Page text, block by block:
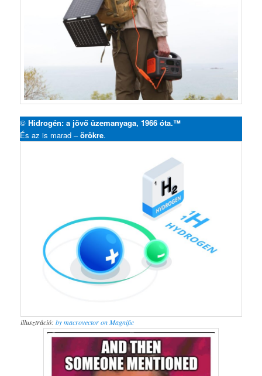
©Hidrogén: a jövő üzemanyaga, 1966 óta.™
És az is marad –örökre.
illusztráció: by macrovector on Magnific